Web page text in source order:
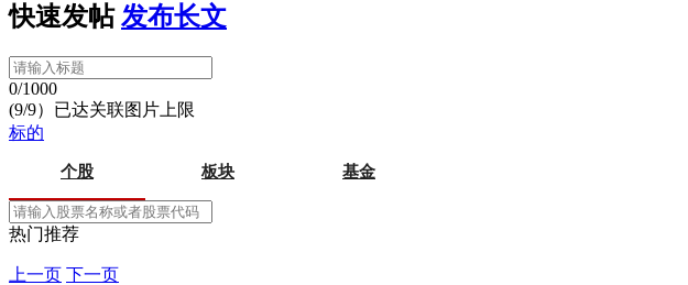
快速发帖 发布长文
0/1000
(9/9）已达关联图片上限
标的
个股 板块 基金
热门推荐
上一页 下一页